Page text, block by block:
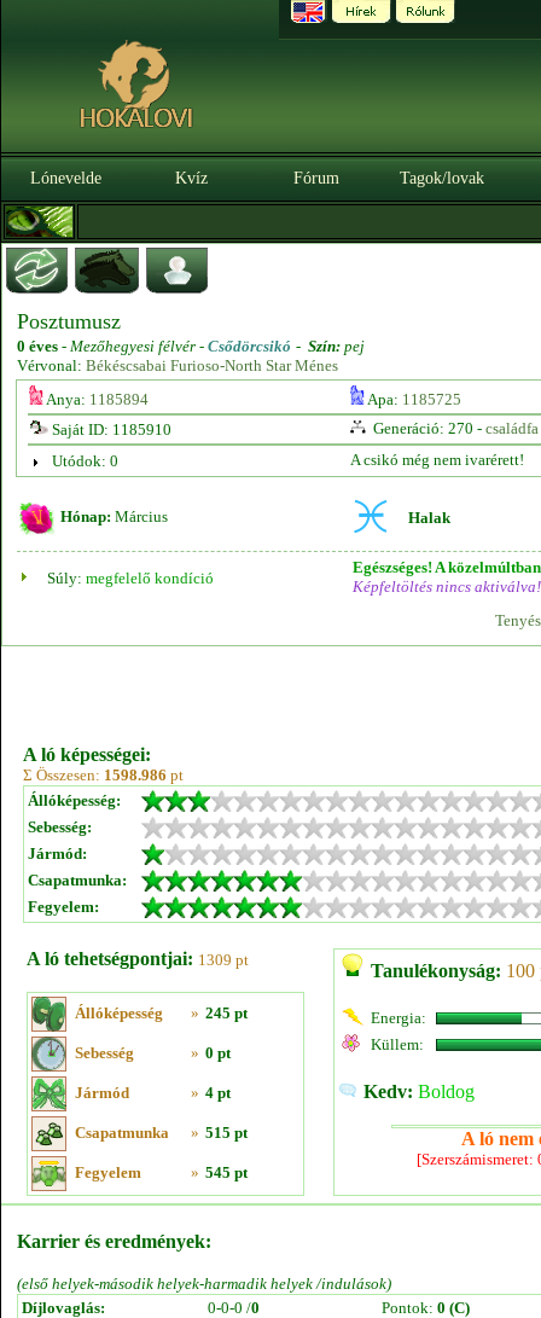
Lónevelde Kvíz Fórum Tagok/lovak
Posztumusz
0 éves - Mezőhegyesi félvér - Csődörcsikó - Szín: pej
Vérvonal: Békéscsabai Furioso-North Star Ménes
Anya: 1185894 Apa: 1185725
Saját ID: 1185910
Generáció: 270 - családfa
Utódok: 0
A csikó még nem ivarérett!
Hónap: Március Halak
Súly: megfelelő kondíció
Egészséges! A
Képfeltöltés nincs aktiválva!
A ló képességei:
Σ Összesen: 1598.986 pt
Állóképesség:
Sebesség:
Jármód:
Csapatmunka:
Fegyelem:
A ló tehetségpontjai: 1309 pt
Állóképesség » 245 pt
Sebesség » 0 pt
Jármód » 4 pt
Csapatmunka » 515 pt
Fegyelem » 545 pt
Tanulékonyság: 100
Energia:
Küllem:
Kedv: Boldog
A ló nem
Karrier és eredmények:
(első helyek-második helyek-harmadik helyek /indulások)
Díjlovaglás:
0-0-0 /0 Pontok: 0 (C)